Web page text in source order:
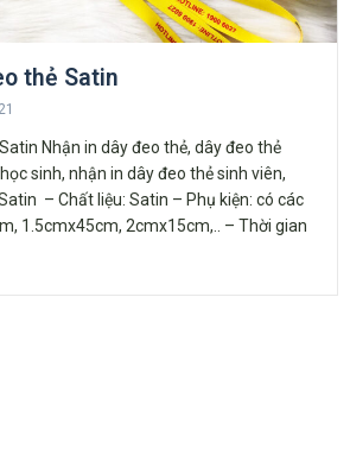
thẻ Satin
Nhận in dây đeo thẻ, dây đeo thẻ
sinh, nhận in dây đeo thẻ sinh viên,
– Chất liệu: Satin – Phụ kiện: có các
1.5cmx45cm, 2cmx15cm,.. – Thời gian